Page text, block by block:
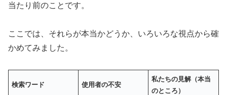
当たり前のことです。
ここでは、それらが本当かどうか、いろいろな視点から確
かめてみました。
検索ワード 使用者の不安
私たちの見解（本当
のところ）